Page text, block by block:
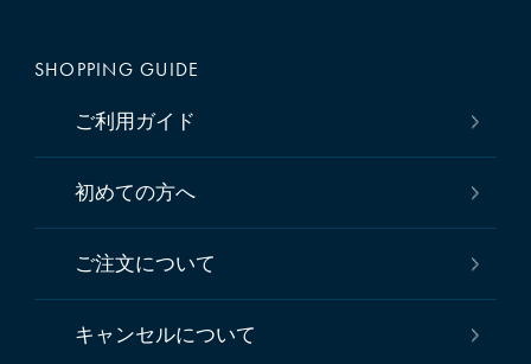
SHOPPING GUIDE
ご利用ガイド
初めての方へ
ご注文について
キャンセルについて